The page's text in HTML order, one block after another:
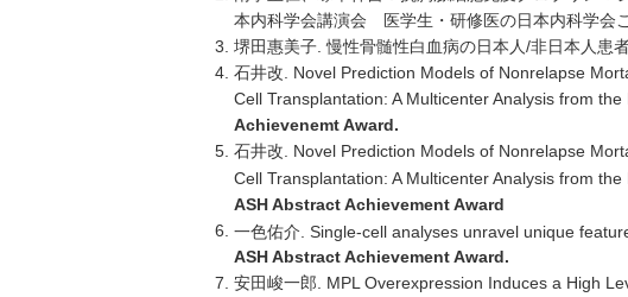
本内科学会講演会 医学生・研修医の日本内科学
堺田惠美子. 慢性骨髄性白血病の日本人/非日本人
石井改. Novel Prediction Models of Nonrelapse
Cell Transplantation: A Multicenter Analysis from
Achievenemt Award.
石井改. Novel Prediction Models of Nonrelapse
Cell Transplantation: A Multicenter Analysis from
ASH Abstract Achievement Award
一色佑介. Single-cell analyses unravel unique
ASH Abstract Achievement Award.
安田峻一郎. MPL Overexpression Induces a High